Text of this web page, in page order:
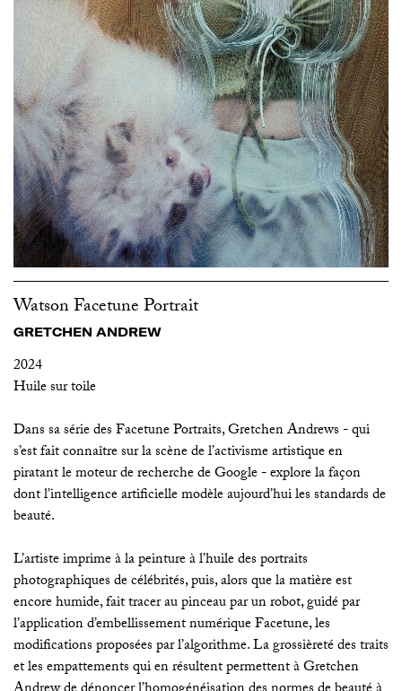
Watson Facetune Portrait
GRETCHEN ANDREW
2024
Huile sur toile
Dans sa série des Facetune Portraits, Gretchen Andrews - qui
s’est fait connaître sur la scène de l’activisme artistique en
piratant le moteur de recherche de Google - explore la façon
dont l’intelligence artificielle modèle aujourd’hui les standards de
beauté.
L’artiste imprime à la peinture à l’huile des portraits
photographiques de célébrités, puis, alors que la matière est
encore humide, fait tracer au pinceau par un robot, guidé par
l’application d’embellissement numérique Facetune, les
modifications proposées par l’algorithme. La grossièreté des traits
et les empattements qui en résultent permettent à Gretchen